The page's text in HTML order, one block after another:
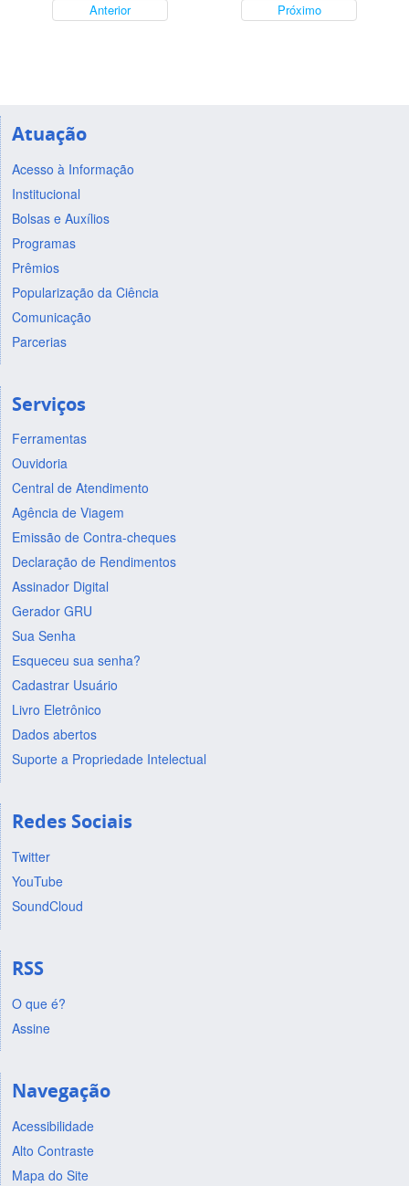
Anterior Próximo
Atuação
Acesso à Informação
Institucional
Bolsas e Auxílios
Programas
Prêmios
Popularização da Ciência
Comunicação
Parcerias
Serviços
Ferramentas
Ouvidoria
Central de Atendimento
Agência de Viagem
Emissão de Contra-cheques
Declaração de Rendimentos
Assinador Digital
Gerador GRU
Sua Senha
Esqueceu sua senha?
Cadastrar Usuário
Livro Eletrônico
Dados abertos
Suporte a Propriedade Intelectual
Redes Sociais
Twitter
YouTube
SoundCloud
RSS
O que é?
Assine
Navegação
Acessibilidade
Alto Contraste
Mapa do Site